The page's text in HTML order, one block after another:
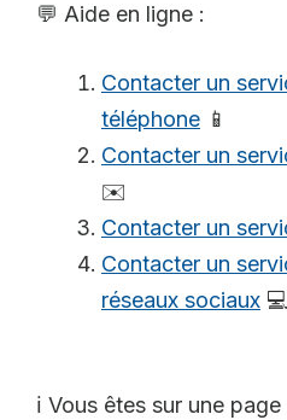
💬 Aide en ligne :
Contacter un
téléphone 📱
Contacter un
✉️
Contacter un
Contacter un
réseaux sociaux 💻
ℹ️ Vous êtes sur une